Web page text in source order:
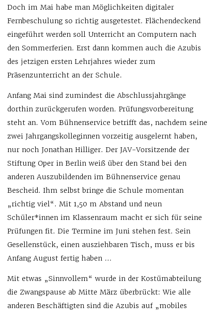
Doch im Mai habe man Möglichkeiten digitaler
Fernbeschulung so richtig ausgetestet. Flächendeckend
eingeführt werden soll Unterricht an Computern nach
den Sommerferien. Erst dann kommen auch die Azubis
des jetzigen ersten Lehrjahres wieder zum
Präsenzunterricht an der Schule.
Anfang Mai sind zumindest die Abschlussjahrgänge
dorthin zurückgerufen worden. Prüfungsvorbereitung
steht an. Vom Bühnenservice betrifft das, nachdem seine
zwei Jahrgangskolleginnen vorzeitig ausgelernt haben,
nur noch Jonathan Hilliger. Der JAV-Vorsitzende der
Stiftung Oper in Berlin weiß über den Stand bei den
anderen Auszubildenden im Bühnenservice genau
Bescheid. Ihm selbst bringe die Schule momentan
„richtig viel“. Mit 1,50 m Abstand und neun
Schüler*innen im Klassenraum macht er sich für seine
Prüfungen fit. Die Termine im Juni stehen fest. Sein
Gesellenstück, einen ausziehbaren Tisch, muss er bis
Anfang August fertig haben …
Mit etwas „Sinnvollem“ wurde in der Kostümabteilung
die Zwangspause ab Mitte März überbrückt: Wie alle
anderen Beschäftigten sind die Azubis auf „mobiles